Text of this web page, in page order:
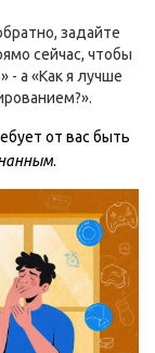
задайте
сейчас, чтобы
- а «Как я лучше
от вас быть
.